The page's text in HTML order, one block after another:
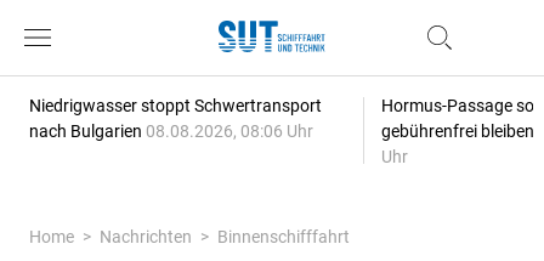
Niedrigwasser stoppt Schwertransport
nach Bulgarien 08.08.2026, 08:06 Uhr
Hormus-Passage
gebührenfrei bleiben
Uhr
Home Nachrichten
Binnenschifffahrt